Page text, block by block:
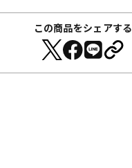
この商品をシェアする